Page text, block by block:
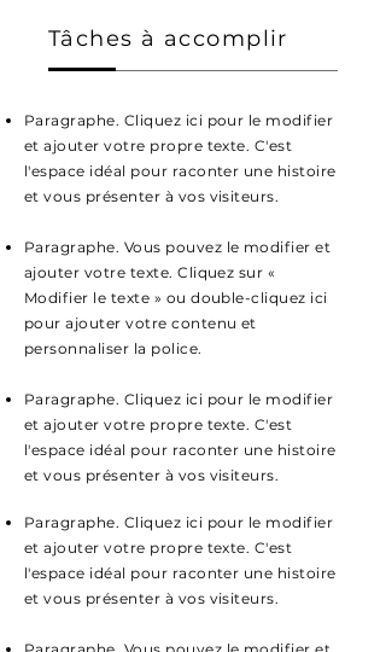
Tâches à accomplir
Paragraphe. Cliquez ici pour le modifier
et ajouter votre propre texte. C'est
l'espace idéal pour raconter une histoire
et vous présenter à vos visiteurs.
Paragraphe. Vous pouvez le modifier et
ajouter votre texte. Cliquez sur «
Modifier le texte » ou double-cliquez ici
pour ajouter votre contenu et
personnaliser la police.
Paragraphe. Cliquez ici pour le modifier
et ajouter votre propre texte. C'est
l'espace idéal pour raconter une histoire
et vous présenter à vos visiteurs.
Paragraphe. Cliquez ici pour le modifier
et ajouter votre propre texte. C'est
l'espace idéal pour raconter une histoire
et vous présenter à vos visiteurs.